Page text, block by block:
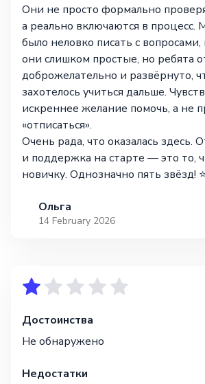
Они не просто формально
а реально включаются в процесс.
было неловко писать с вопросами,
они слишком простые, но ребята
доброжелательно и развёрнуто,
захотелось учиться дальше.
искреннее желание помочь, а не
«отписаться».
Очень рада, что оказалась здесь.
и поддержка на старте — это то,
новичку. Однозначно пять звёзд! ⭐
Ольга
14 February 2026
Достоинства
Не обнаружено
Недостатки